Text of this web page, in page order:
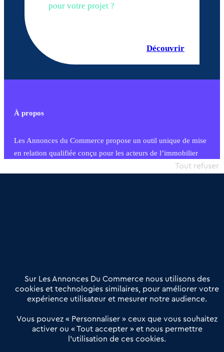
pour votre projet ?
Découvrir
À propos
Les Annonces du Commerce propose un outil unique de mise
en relation qualifiée conçu pour les acteurs de l’immobilier
commercial et les collectivités territoriales, simple et intégrant
Offres Pro
Actualités
Qui sommes nous ?
Derniers articles
Réseau 3C : un partenaire national dédié aux transactions
Sur Les Annonces Du Commerce nous utilisons des
cookies et technologies similaires, pour améliorer votre
expérience utilisateur et mesurer notre audience.
Vous pouvez « Personnaliser » ceux que vous souhaitez
activer ou « Tout accepter » et nous permettre
l’utilisation de ces cookies.
Tout refuser